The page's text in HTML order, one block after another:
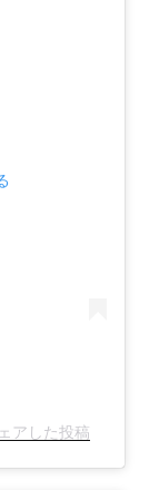
アした投稿